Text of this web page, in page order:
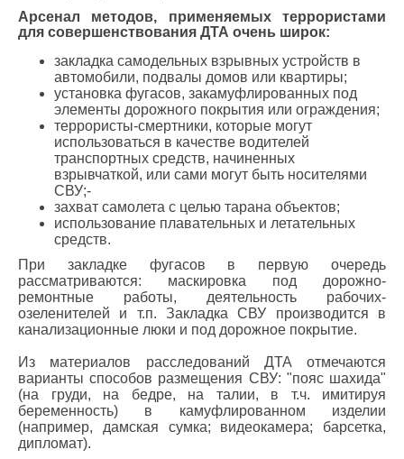
Арсенал методов, применяемых террористами
для совершенствования ДТА очень широк:
закладка самодельных взрывных устройств в
автомобили, подвалы домов или квартиры;
установка фугасов, закамуфлированных под
элементы дорожного покрытия или ограждения;
террористы-смертники, которые могут
использоваться в качестве водителей
транспортных средств, начиненных
взрывчаткой, или сами могут быть носителями
СВУ;-
захват самолета с целью тарана объектов;
использование плавательных и летательных
средств.
При закладке фугасов в первую очередь
рассматриваются: маскировка под дорожно-
ремонтные работы, деятельность рабочих-
озеленителей и т.п. Закладка СВУ производится в
канализационные люки и под дорожное покрытие.
Из материалов расследований ДТА отмечаются
варианты способов размещения СВУ: "пояс шахида"
(на груди, на бедре, на талии, в т.ч. имитируя
беременность) в камуфлированном изделии
(например, дамская сумка; видеокамера; барсетка,
дипломат).